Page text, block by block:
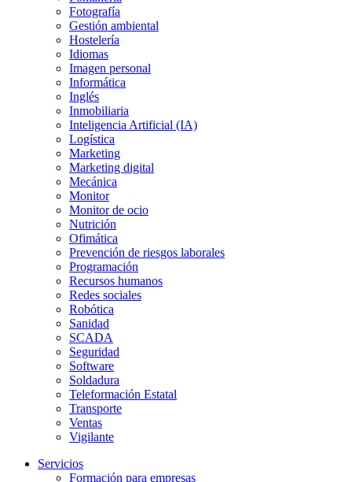
Fotografía
Gestión ambiental
Hostelería
Idiomas
Imagen personal
Informática
Inglés
Inmobiliaria
Inteligencia Artificial (IA)
Logística
Marketing
Marketing digital
Mecánica
Monitor
Monitor de ocio
Nutrición
Ofimática
Prevención de riesgos laborales
Programación
Recursos humanos
Redes sociales
Robótica
Sanidad
SCADA
Seguridad
Software
Soldadura
Teleformación Estatal
Transporte
Ventas
Vigilante
Servicios
Formación para empresas